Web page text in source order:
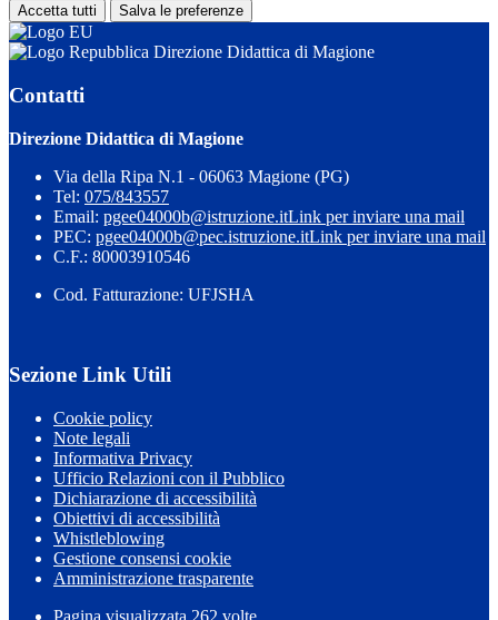
Accetta tutti Salva le preferenze
Direzione Didattica di Magione
Contatti
Direzione Didattica di Magione
Via della Ripa N.1 - 06063 Magione (PG)
Tel: 075/843557
Email: pgee04000b@istruzione.itLink per inviare una mail
PEC: pgee04000b@pec.istruzione.itLink per inviare una mail
C.F.: 80003910546
Cod. Fatturazione: UFJSHA
Sezione Link Utili
Cookie policy
Note legali
Informativa Privacy
Ufficio Relazioni con il Pubblico
Dichiarazione di accessibilità
Obiettivi di accessibilità
Whistleblowing
Gestione consensi cookie
Amministrazione trasparente
Pagina visualizzata 262 volte